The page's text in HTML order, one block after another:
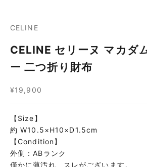
CELINE
CELINE セリーヌ マカダ
ー 二つ折り財布
セール価格
¥19,900
【Size】
約 W10.5×H10×D1.5cm
【Condition】
外側：ABランク
僅かに薄汚れ、スレがございます。